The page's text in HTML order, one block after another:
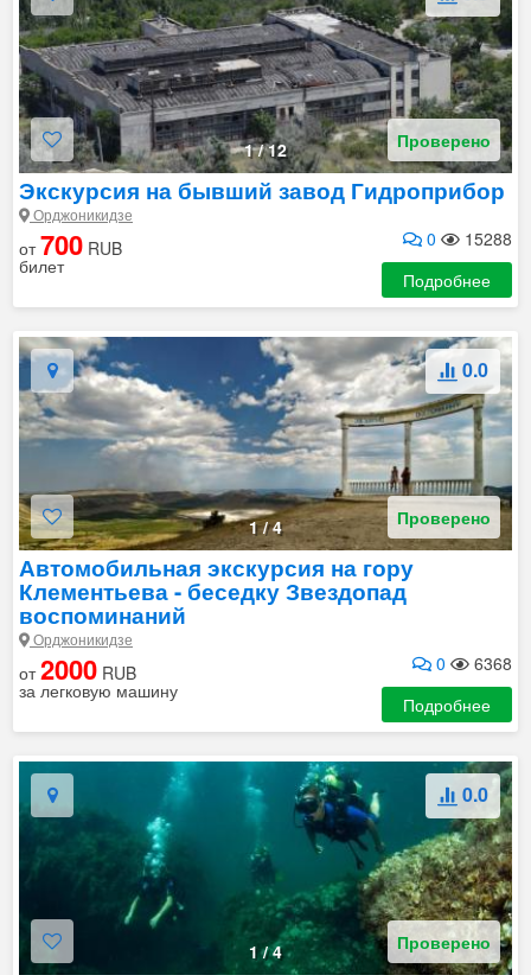
1/12 Проверено
Экскурсия на бывший завод Гидроприбор
Орджоникидзе
0 15288
от700 RUB
билет
Подробнее
1/4
0.0
Проверено
Автомобильная экскурсия на гору
Клементьева - беседку Звездопад
воспоминаний
Орджоникидзе
0 6368
от2000 RUB
за легковую машину
Подробнее
1/4
0.0
Проверено